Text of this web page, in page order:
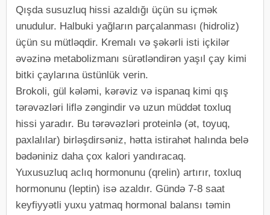
Qışda susuzluq hissi azaldığı üçün su içmək
unudulur. Halbuki yağların parçalanması (hidroliz)
üçün su mütləqdir. Kremalı və şəkərli isti içkilər
əvəzinə metabolizmanı sürətləndirən yaşıl çay kimi
bitki çaylarına üstünlük verin.
Brokoli, gül kələmi, kərəviz və ispanaq kimi qış
tərəvəzləri liflə zəngindir və uzun müddət toxluq
hissi yaradır. Bu tərəvəzləri proteinlə (ət, toyuq,
paxlalılar) birləşdirsəniz, hətta istirahət halında belə
bədəniniz daha çox kalori yandıracaq.
Yuxusuzluq aclıq hormonunu (qrelin) artırır, toxluq
hormonunu (leptin) isə azaldır. Gündə 7-8 saat
keyfiyyətli yuxu yatmaq hormonal balansı təmin